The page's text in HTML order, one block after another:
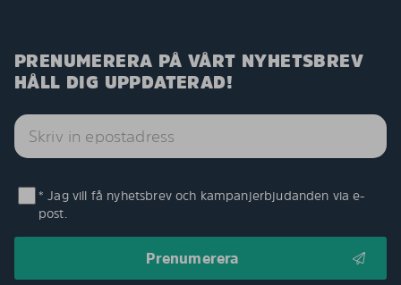
PRENUMERERA PÅ VÅRT NYHETSBREV
HÅLL DIG UPPDATERAD!
* Jag vill få nyhetsbrev och kampanjerbjudanden via e-
post.